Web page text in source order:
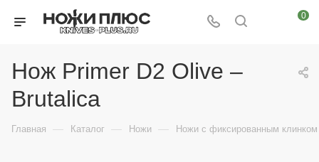
0
Нож Primer D2 Olive –
Brutalica
Главная — Каталог — Ножи — Ножи с фиксированным клинком